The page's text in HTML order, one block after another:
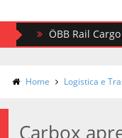
ÖBB Rail Cargo
Home Logistica e
Carbox